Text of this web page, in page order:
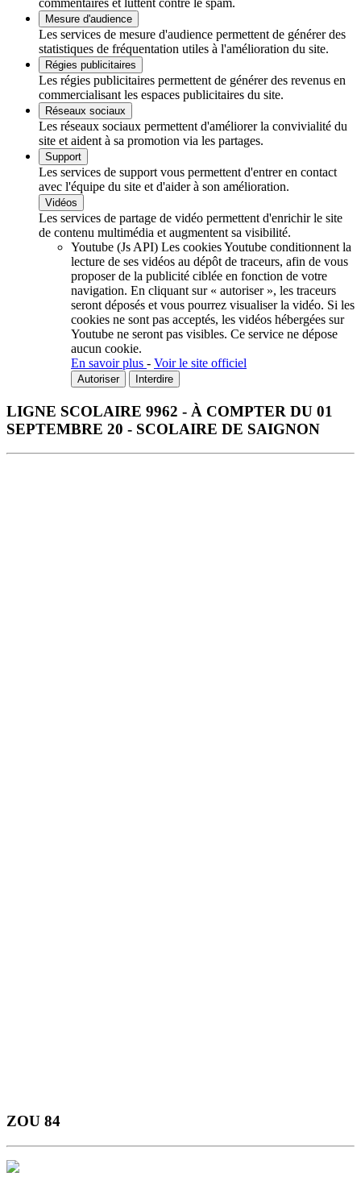
commentaires et luttent contre le spam.
Mesure d'audience
Les services de mesure d'audience permettent de générer des
statistiques de fréquentation utiles à l'amélioration du site.
Régies publicitaires
Les régies publicitaires permettent de générer des revenus en
commercialisant les espaces publicitaires du site.
Réseaux sociaux
Les réseaux sociaux permettent d'améliorer la convivialité du
site et aident à sa promotion via les partages.
Support
Les services de support vous permettent d'entrer en contact
avec l'équipe du site et d'aider à son amélioration.
Vidéos
Les services de partage de vidéo permettent d'enrichir le site
de contenu multimédia et augmentent sa visibilité.
Youtube (Js API) Les cookies Youtube conditionnent la
lecture de ses vidéos au dépôt de traceurs, afin de vous
proposer de la publicité ciblée en fonction de votre
navigation. En cliquant sur « autoriser », les traceurs
seront déposés et vous pourrez visualiser la vidéo. Si les
cookies ne sont pas acceptés, les vidéos hébergées sur
Youtube ne seront pas visibles. Ce service ne dépose
aucun cookie.
En savoir plus - Voir le site officiel
Autoriser Interdire
LIGNE SCOLAIRE 9962 - À COMPTER DU 01
SEPTEMBRE 20 - SCOLAIRE DE SAIGNON
ZOU 84